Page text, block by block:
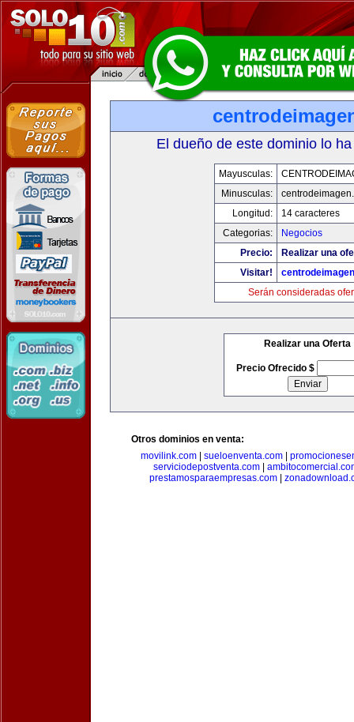
El dueño de este dominio lo
Mayusculas:
Minusculas:
Longitud:
14 caracteres
Categorias:
Negocios
Precio:
Realizar una
Visitar!
Serán consideradas
Realizar una Oferta
Precio Ofrecido $
Otros dominios en venta:
movilink.com
sueloenventa.com
serviciodepostventa.com
prestamosparaempresas.com